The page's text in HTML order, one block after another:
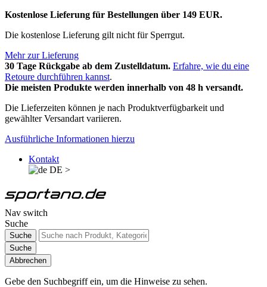
Kostenlose Lieferung für Bestellungen über 149 EUR.
Die kostenlose Lieferung gilt nicht für Sperrgut.
Mehr zur Lieferung
30 Tage Rückgabe ab dem Zustelldatum. Erfahre, wie du eine
Retoure durchführen kannst.
Die meisten Produkte werden innerhalb von 48 h versandt.
Die Lieferzeiten können je nach Produktverfügbarkeit und
gewählter Versandart variieren.
Ausführliche Informationen hierzu
Kontakt
DE >
Nav switch
Suche
Suche
Suche
Abbrechen
Gebe den Suchbegriff ein, um die Hinweise zu sehen.